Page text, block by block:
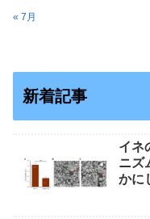
« 7月
新着記事
イネ
ニズ
かに